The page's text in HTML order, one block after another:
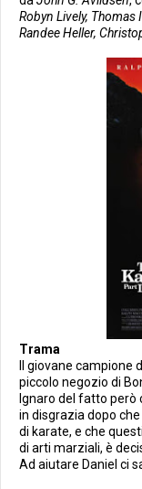
Robyn Lively,
Randee Heller,
Trama
Il giovane campione
piccolo negozio di
Ignaro del fatto però
in disgrazia dopo
di karate, e che
di arti marziali, è
Ad aiutare Daniel ci